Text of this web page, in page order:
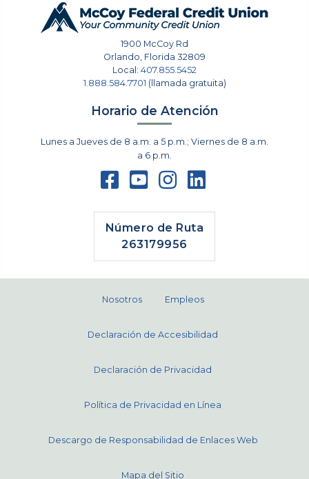
1900 McCoy Rd
Orlando Florida 32809
Local: 407.855.5452
1.888.584.7701 (llamada gratuita)
Horario de Atención
Lunes a Jueves de 8 a.m. a 5 p.m.; Viernes de 8 a.m.
a 6 p.m.
Número de Ruta
263179956
Nosotros Empleos
Declaración de Accesibilidad
Declaración de Privacidad
Política de Privacidad en Línea
Descargo de Responsabilidad de Enlaces Web
Mapa del Sitio